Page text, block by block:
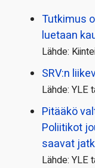
Tutkimus
luetaan
Lähde:
SRV:n
Lähde: YLE
Pitääkö
Poliitikot
saavat
Lähde: YLE